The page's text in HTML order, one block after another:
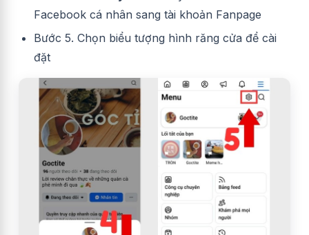
Facebook cá nhân sang tài khoản Fanpage
Bước 5. Chọn biểu tượng hình răng cửa để cài
đặt